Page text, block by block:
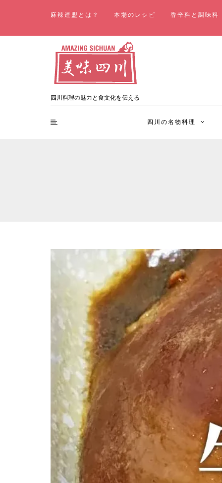
麻辣連盟とは？ 本場のレシピ 香辛料と調味料
四川料理の魅力と食文化を伝える
四川の名物料理